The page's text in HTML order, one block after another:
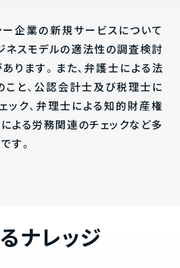
ー企業の新規サービスについて
ネスモデルの適法性の調査検討
ります。また、弁護士による法
こと、公認会計士及び税理士に
ック、弁理士による知的財産権
よる労務関連のチェックなど多
す。
ナレッジ